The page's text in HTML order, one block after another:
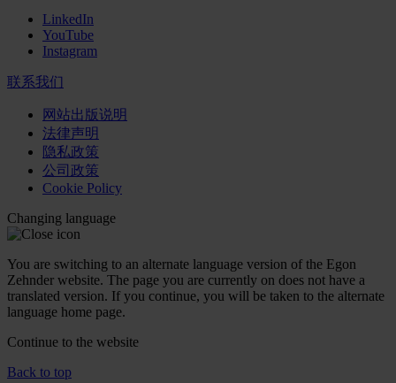
LinkedIn
YouTube
Instagram
联系我们
网站出版说明
法律声明
隐私政策
公司政策
Cookie Policy
Changing language
You are switching to an alternate language version of the Egon
Zehnder website. The page you are currently on does not have a
translated version. If you continue, you will be taken to the alternate
language home page.
Continue to the website
Back to top